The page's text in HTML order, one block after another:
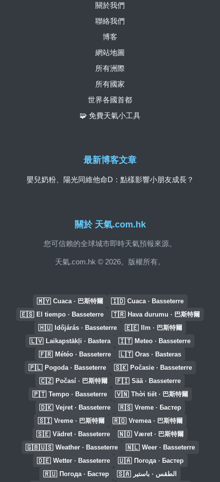
關於 天氣.com.hk
您可信賴的全球城市即時天氣預報來源。
天氣.com.hk © 2026。版權所有。
關於我們
聯絡我們
博客
網站地圖
所有洲際
所有國家
世界各國首都
🧩 免費天氣小工具
最新博客文章
嬰兒奶粉、陽光同維他命D：點樣影響小朋友成長？
🇲🇾 Cuaca · 巴斯特爾 🇮🇩 Cuaca · Basseterre
🇪🇸 El tiempo · Basseterre 🇹🇷 Hava durumu · 巴斯特爾
🇭🇺 Időjárás · Basseterre 🇪🇪 Ilm · 巴斯特爾
🇱🇻 Laikapstākļi · Bastera 🇮🇹 Meteo · Basseterre
🇫🇷 Météo · Basseterre 🇱🇹 Oras · Basteras
🇵🇱 Pogoda · Basseterre 🇸🇰 Počasie · Basseterre
🇨🇿 Počasí · 巴斯特爾 🇫🇮 Sää · Basseterre
🇵🇹 Tempo · Basseterre 🇻🇳 Thời tiết · 巴斯特爾
🇩🇰 Vejret · Basseterre 🇷🇸 Vreme · Бастер
🇸🇮 Vreme · 巴斯特爾 🇷🇴 Vremea · 巴斯特爾
🇸🇪 Vädret · Basseterre 🇳🇴 Været · 巴斯特爾
🇬🇧🇺🇸 Weather · Basseterre 🇳🇱 Weer · Basseterre
🇩🇪 Wetter · Basseterre 🇺🇦 Погода · Бастер
🇷🇺 Погода · Бастер 🇸🇦 الطقس · باستير